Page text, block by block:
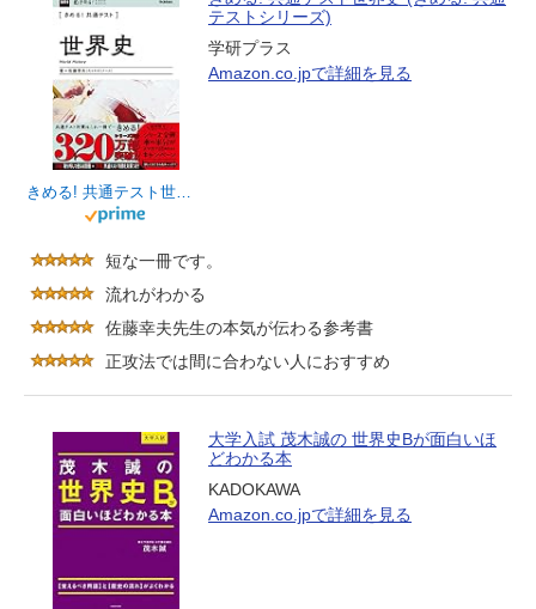
きめる! 共通テスト世界史 (きめる! 共通テストシリーズ)
テストシリーズ)
学研プラス
Amazon.co.jpで詳細を見る
短な一冊です。
流れがわかる
佐藤幸夫先生の本気が伝わる参考書
正攻法では間に合わない人におすすめ
大学入試 茂木誠の 世界史Bが面白いほ
どわかる本
KADOKAWA
Amazon.co.jpで詳細を見る